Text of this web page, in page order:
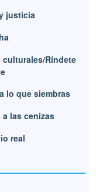
justicia
culturales/Ríndete
lo que siembras
a las cenizas
real